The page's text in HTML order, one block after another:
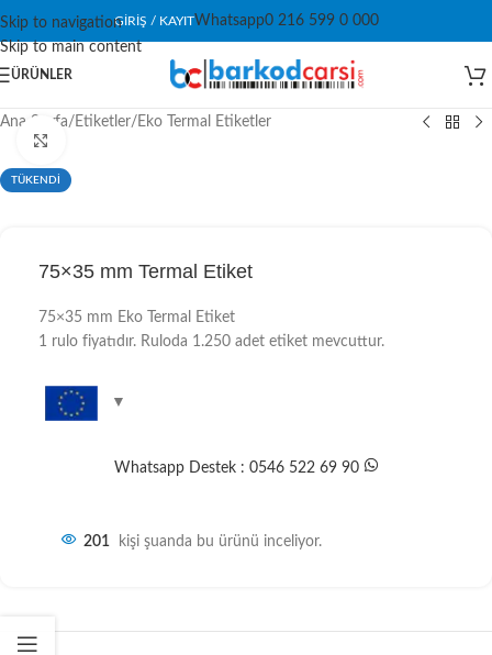
Skip to navigation
Skip to main content
GIRIŞ / KAYITWhatsapp0 216 599 0 000
ÜRÜNLER
Ana Sayfa/ Etiketler/ Eko Termal Etiketler
TÜKENDİ
75×35 mm Termal Etiket
75×35 mm Eko Termal Etiket
1 rulo fiyatıdır. Ruloda 1.250 adet etiket mevcuttur.
Whatsapp Destek : 0546 522 69 90
201 kişi şuanda bu ürünü inceliyor.